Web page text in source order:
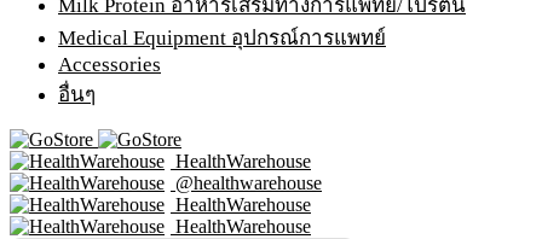
Milk Protein อาหารเสริมทางการแพทย์/โปรตีน
Medical Equipment อุปกรณ์การแพทย์
Accessories
อื่นๆ
HealthWarehouse
@healthwarehouse
HealthWarehouse
HealthWarehouse